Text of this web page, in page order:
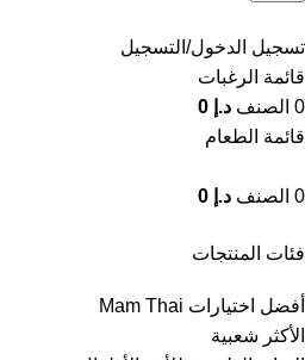
تسجيل الدخول/التسجيل
قائمة الرغبات
0 الصنف د.إ
قائمة الطعام
0 الصنف د.إ
فئات المنتجات
أفضل اختيارات Mam Thai
الأكثر شعبية